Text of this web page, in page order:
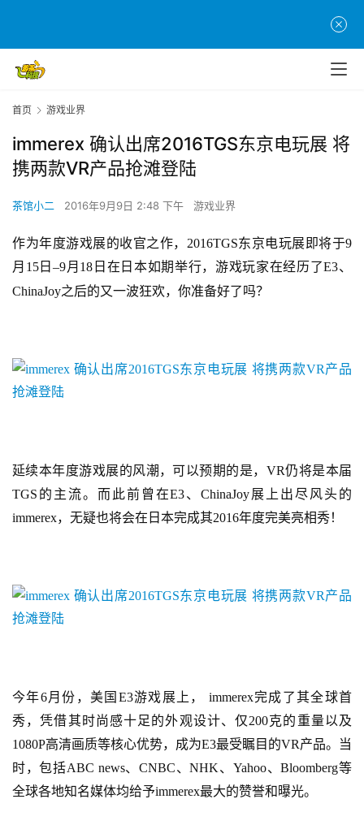
首页 游戏业界
immerex 确认出席2016TGS东京电玩展 将
携两款VR产品抢滩登陆
茶馆小二 2016年9月9日 2:48 下午 游戏业界
作为年度游戏展的收官之作，2016TGS东京电玩展即将于9
月15日–9月18日在日本如期举行，游戏玩家在经历了E3、
ChinaJoy之后的又一波狂欢，你准备好了吗？
延续本年度游戏展的风潮，可以预期的是，VR仍将是本届
TGS的主流。而此前曾在E3、ChinaJoy展上出尽风头的
immerex，无疑也将会在日本完成其2016年度完美亮相秀！
今年6月份，美国E3游戏展上， immerex完成了其全球首
秀，凭借其时尚感十足的外观设计、仅200克的重量以及
1080P高清画质等核心优势，成为E3最受瞩目的VR产品。当
时，包括ABC news、CNBC、NHK、Yahoo、Bloomberg等
全球各地知名媒体均给予immerex最大的赞誉和曝光。